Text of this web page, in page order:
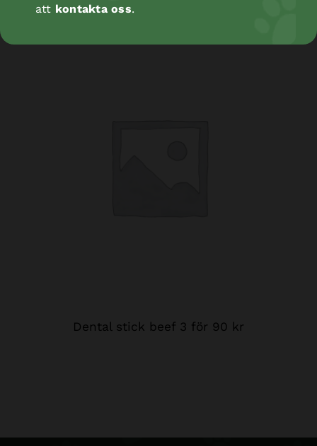
Dental stick beef 3 för 90 kr
att kontakta oss.